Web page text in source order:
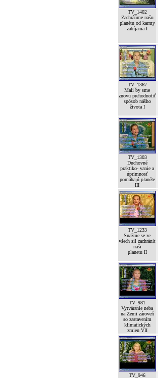
TV_1402
Zachráňme našu
planétu od karmy
zabíjania I
TV_1367
Mali by sme
znovu prehodnotiť
spôsob nášho
života I
TV_1303
Duchovné
praktiko- vanie a
úprimnosť
pomáhajú planéte
III
TV_1233
Snažme se ze
všech sil zachránit
naši
planetu II
TV_981
Vytváranie neba
na Zemi zároveň
so zastavením
klimatických
zmien VII
TV_946